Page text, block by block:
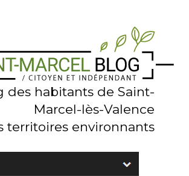
des habitants de Saint-
Marcel-lès-Valence
territoires environnants